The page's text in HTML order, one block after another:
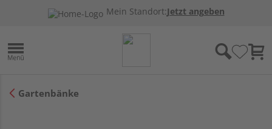
Mein Standort:Jetzt angeben
Gartenbänke